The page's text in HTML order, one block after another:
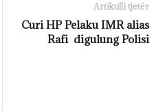
Artikulli tjetër
Curi HP Pelaku IMR alias
Rafi digulung Polisi